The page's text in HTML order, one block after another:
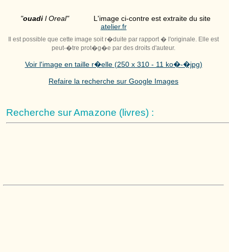
"ouadil Oreal"
L'image ci-contre est extraite du site
atelier.fr
Il est possible que cette image soit r�duite par rapport � l'originale. Elle est
peut-�tre prot�g�e par des droits d'auteur.
Voir l'image en taille r�elle (250 x 310 - 11 ko�-�jpg)
Refaire la recherche sur Google Images
Recherche sur Amazone (livres) :